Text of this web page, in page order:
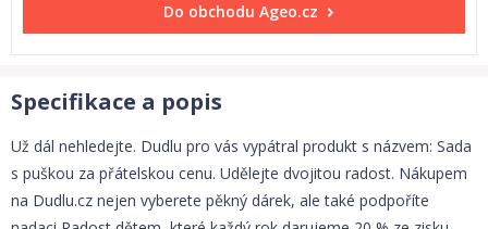
Do obchodu Ageo.cz
Specifikace a popis
Už dál nehledejte. Dudlu pro vás vypátral produkt s názvem: Sada
s puškou za přátelskou cenu. Udělejte dvojitou radost. Nákupem
na Dudlu.cz nejen vyberete pěkný dárek, ale také podpoříte